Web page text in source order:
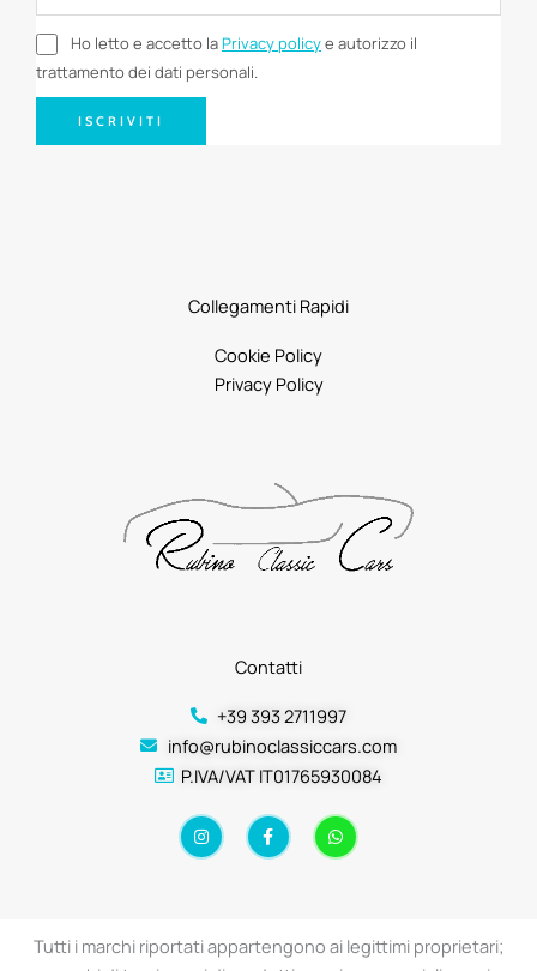
Ho letto e accetto laPrivacy policye autorizzo il
trattamento dei dati personali.
ISCRIVITI
Contatti
+39 393 2711997
info@rubinoclassiccars.com
P.IVA/VAT IT01765930084
I
n
s
a
m
F
a
c
-
W
h
a
p
Collegamenti Rapidi
Cookie Policy
Privacy Policy
Tutti i marchi riportati appartengono ai legittimi proprietari;